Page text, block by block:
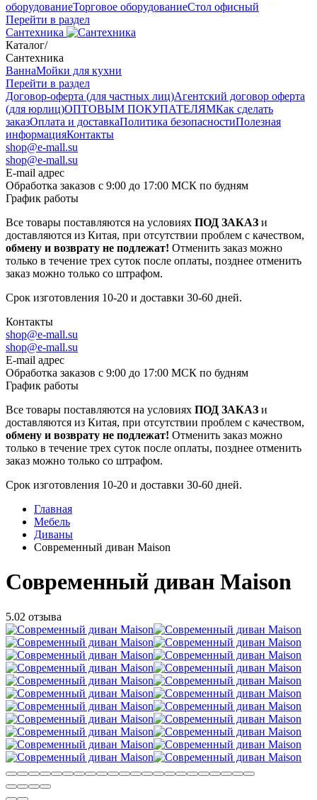
оборудованиеТорговое оборудованиеСтол офисный
Перейти в раздел
Сантехника
Каталог/
Сантехника
ВаннаМойки для кухни
Перейти в раздел
Договор-оферта (для частных лиц)Агентский договор оферта
(для юрлиц)ОПТОВЫМ ПОКУПАТЕЛЯМКак сделать
заказОплата и доставкаПолитика безопасностиПолезная
информацияКонтакты
shop@e-mall.su
shop@e-mall.su
E-mail адрес
Обработка заказов с 9:00 до 17:00 МСК по будням
График работы
Все товары поставляются на условиях ПОД ЗАКАЗ и
доставляются из Китая, при отсутствии проблем с качеством,
обмену и возврату не подлежат! Отменить заказ можно
только в течение трех суток после оплаты, позднее отменить
заказ можно только со штрафом.
Срок изготовления 10-20 и доставки 30-60 дней.
Контакты
shop@e-mall.su
shop@e-mall.su
E-mail адрес
Обработка заказов с 9:00 до 17:00 МСК по будням
График работы
Все товары поставляются на условиях ПОД ЗАКАЗ и
доставляются из Китая, при отсутствии проблем с качеством,
обмену и возврату не подлежат! Отменить заказ можно
только в течение трех суток после оплаты, позднее отменить
заказ можно только со штрафом.
Срок изготовления 10-20 и доставки 30-60 дней.
Главная
Мебель
Диваны
Современный диван Maison
Современный диван Maison
5.02 отзыва